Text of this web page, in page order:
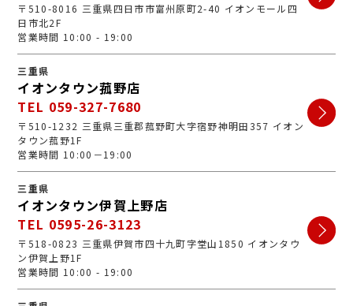
〒510-8016 三重県四日市市富州原町2-40 イオンモール四
日市北2F
営業時間 10:00 - 19:00
三重県
イオンタウン菰野店
TEL 059-327-7680
〒510-1232 三重県三重郡菰野町大字宿野神明田357 イオン
タウン菰野1F
営業時間 10:00－19:00
三重県
イオンタウン伊賀上野店
TEL 0595-26-3123
〒518-0823 三重県伊賀市四十九町字堂山1850 イオンタウ
ン伊賀上野1F
営業時間 10:00 - 19:00